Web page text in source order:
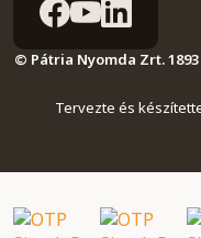
© Pátria Nyomda Zrt.
Tervezte és